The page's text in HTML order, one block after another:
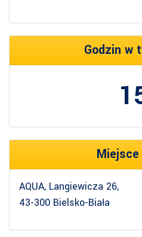
Godzin w
AQUA, Langiewicza 26,
43-300 Bielsko-Biała